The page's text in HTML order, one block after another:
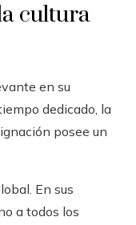
cultura
en su
dedicado, la
posee un
En sus
a todos los